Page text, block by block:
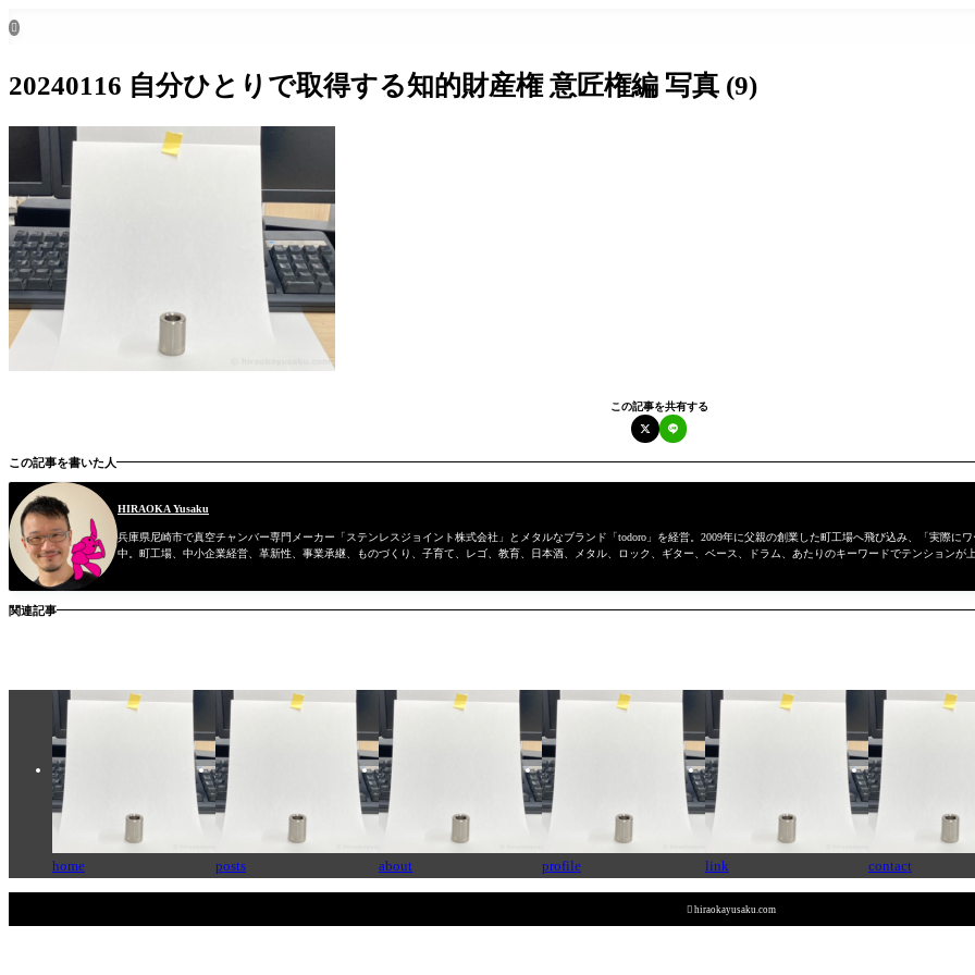

20240116 自分ひとりで取得する知的財産権 意匠権編 写真 (9)
この記事を共有する
この記事を書いた人
HIRAOKA Yusaku
兵庫県尼崎市で真空チャンバー専門メーカー「ステンレスジョイント株式会社」とメタルなブランド「todoro」を経営。2009年に父親の創業した町工場へ飛び込み、「実際に
中。町工場、中小企業経営、革新性、事業承継、ものづくり、子育て、レゴ、教育、日本酒、メタル、ロック、ギター、ベース、ドラム、あたりのキーワードでテンションが
関連記事
home posts about profile link contact
 hiraokayusaku.com